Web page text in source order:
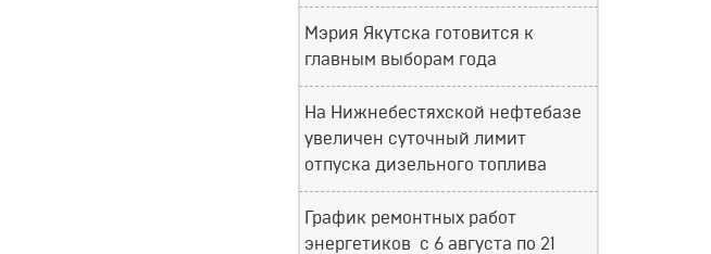
Мэрия Якутска готовится к
главным выборам года
На Нижнебестяхской нефтебазе
увеличен суточный лимит
отпуска дизельного топлива
График ремонтных работ
энергетиков с 6 августа по 21